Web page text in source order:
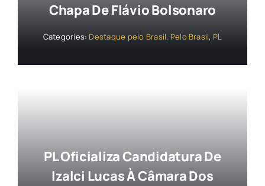
Chapa De Flávio Bolsonaro
Categories: Destaque pelo Brasil, Pelo Brasil, PL
PL Oficializa Candidatura De
Izalci Lucas À Câmara Dos